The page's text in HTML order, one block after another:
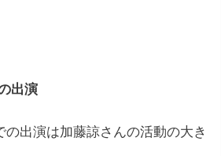
出演
の出演は加藤諒さんの活動の大き